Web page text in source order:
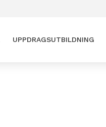
UPPDRAGSUTBILDNING